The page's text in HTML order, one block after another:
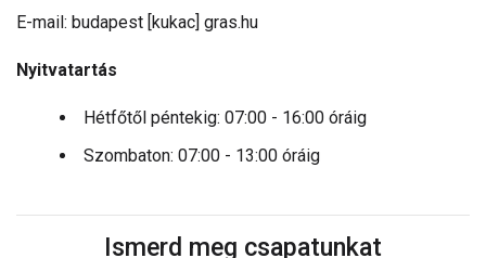
E-mail: budapest [kukac] gras.hu
Nyitvatartás
Hétfőtől péntekig: 07:00 - 16:00 óráig
Szombaton: 07:00 - 13:00 óráig
Ismerd meg csapatunkat